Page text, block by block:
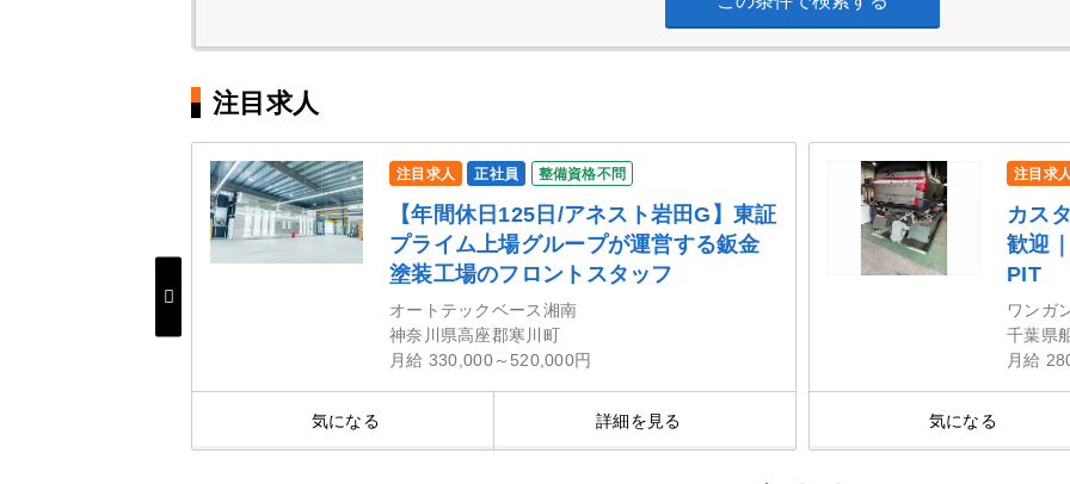
注目求人
注目求人 正社員 整備資格不問
【年間休日125日/アネスト岩田G】東証
プライム上場グループが運営する鈑金
塗装工場のフロントスタッフ
オートテックベース湘南
神奈川県高座郡寒川町
月給 330,000～520,000円
気になる 詳細を見る
注目求
カス
歓迎
PIT
ワンガ
千葉県
月給
気になる